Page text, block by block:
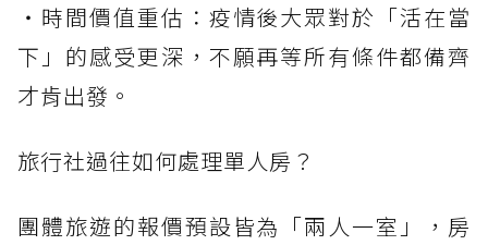
・時間價值重估：疫情後大眾對於「活在當
下」的感受更深，不願再等所有條件都備齊
才肯出發。
旅行社過往如何處理單人房？
團體旅遊的報價預設皆為「兩人一室」，房